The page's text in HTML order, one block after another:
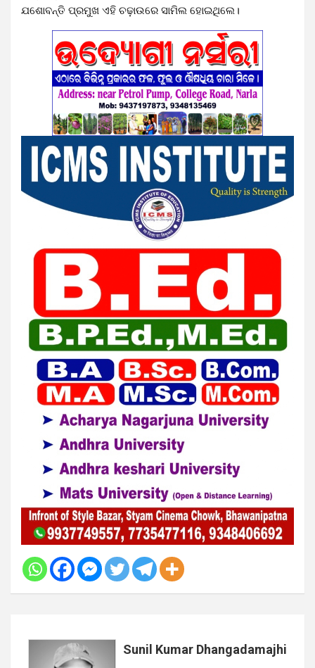
ଯଶୋବନ୍ତି ପ୍ରମୁଖ ଏହି ଚଢ଼ାଉରେ ସାମିଲ ହୋଇଥିଲେ।
Sunil Kumar Dhangadamajhi